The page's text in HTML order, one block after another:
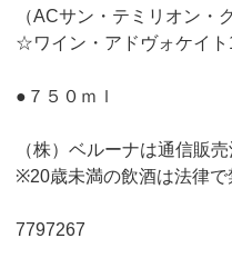
（ACサン・テミリオン・
☆ワイン・アドヴォケイト
●７５０ｍｌ
（株）ベルーナは通信販
※20歳未満の飲酒は法律で
7797267